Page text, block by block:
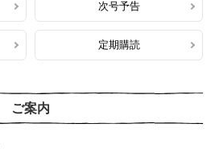
次号予告
定期購読
ご案内